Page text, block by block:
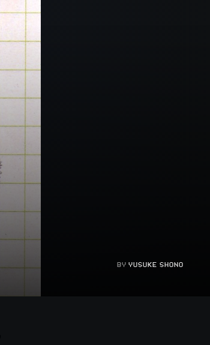
BYYUSUKE SHONO